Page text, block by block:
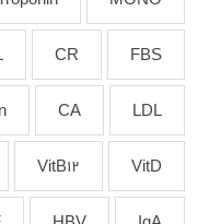
FBS
CR
LDL
CA
VitD
VitB12